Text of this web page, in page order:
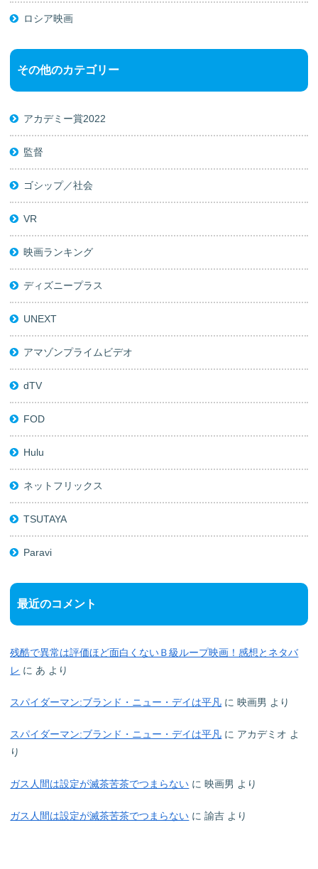
ロシア映画
その他のカテゴリー
アカデミー賞2022
監督
ゴシップ／社会
VR
映画ランキング
ディズニープラス
UNEXT
アマゾンプライムビデオ
dTV
FOD
Hulu
ネットフリックス
TSUTAYA
Paravi
最近のコメント
残酷で異常は評価ほど面白くないＢ級ループ映画！感想とネタバ
レ に あ より
スパイダーマン:ブランド・ニュー・デイは平凡 に映画男 より
スパイダーマン:ブランド・ニュー・デイは平凡 に アカデミオ よ
り
ガス人間は設定が滅茶苦茶でつまらない に映画男 より
ガス人間は設定が滅茶苦茶でつまらない に諭吉 より